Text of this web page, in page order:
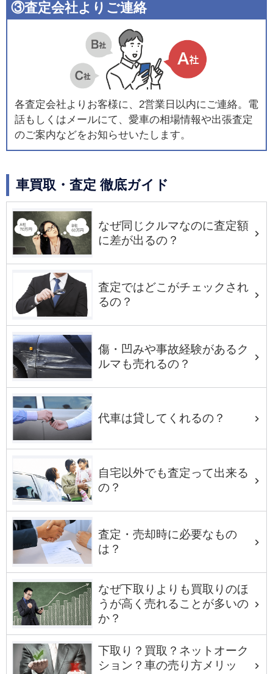
③査定会社よりご連絡
各査定会社よりお客様に、2営業日以内にご連絡。電
話もしくはメールにて、愛車の相場情報や出張査定
のご案内などをお知らせいたします。
車買取・査定 徹底ガイド
なぜ同じクルマなのに査定額
に差が出るの？
査定ではどこがチェックされ
るの？
傷・凹みや事故経験があるク
ルマも売れるの？
代車は貸してくれるの？
自宅以外でも査定って出来る
の？
査定・売却時に必要なもの
は？
なぜ下取りよりも買取りのほ
うが高く売れることが多いの
か？
下取り？買取？ネットオーク
ション？車の売り方メリッ